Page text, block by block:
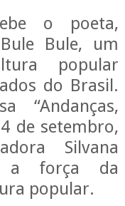
o poeta,
Bule, um
popular
do Brasil.
“Andanças,
de setembro,
Silvana
a força da
popular.